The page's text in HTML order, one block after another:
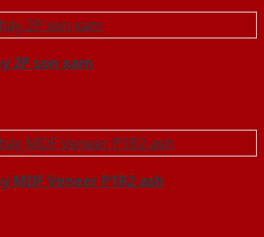
2P son xam
MDF Veneer P1R2 ash